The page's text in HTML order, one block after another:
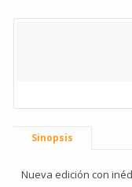
Sinopsis
Nueva edición con